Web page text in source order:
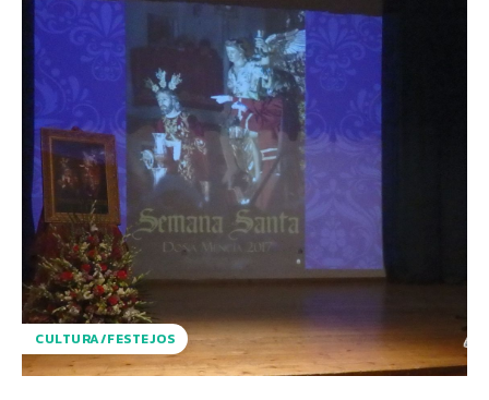
CULTURA/FESTEJOS